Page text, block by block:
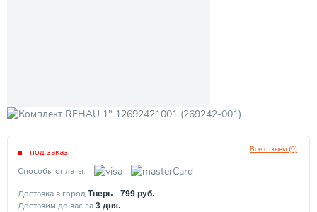
Все отзывы (0)
под заказ
Способы оплаты:
Доставка в город Тверь - 799 руб.
Доставим до вас за 3 дня.